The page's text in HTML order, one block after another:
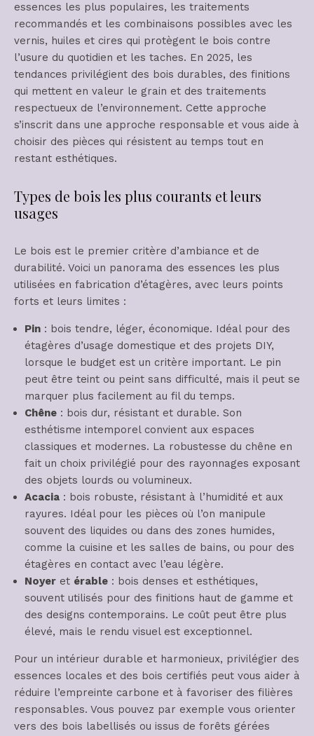
essences les plus populaires, les traitements
recommandés et les combinaisons possibles avec les
vernis, huiles et cires qui protègent le bois contre
l’usure du quotidien et les taches. En 2025, les
tendances privilégient des bois durables, des finitions
qui mettent en valeur le grain et des traitements
respectueux de l’environnement. Cette approche
s’inscrit dans une approche responsable et vous aide à
choisir des pièces qui résistent au temps tout en
restant esthétiques.
Types de bois les plus courants et leurs
usages
Le bois est le premier critère d’ambiance et de
durabilité. Voici un panorama des essences les plus
utilisées en fabrication d’étagères, avec leurs points
forts et leurs limites :
Pin : bois tendre, léger, économique. Idéal pour des
étagères d’usage domestique et des projets DIY,
lorsque le budget est un critère important. Le pin
peut être teint ou peint sans difficulté, mais il peut se
marquer plus facilement au fil du temps.
Chêne : bois dur, résistant et durable. Son
esthétisme intemporel convient aux espaces
classiques et modernes. La robustesse du chêne en
fait un choix privilégié pour des rayonnages exposant
des objets lourds ou volumineux.
Acacia : bois robuste, résistant à l’humidité et aux
rayures. Idéal pour les pièces où l’on manipule
souvent des liquides ou dans des zones humides,
comme la cuisine et les salles de bains, ou pour des
étagères en contact avec l’eau légère.
Noyer et érable : bois denses et esthétiques,
souvent utilisés pour des finitions haut de gamme et
des designs contemporains. Le coût peut être plus
élevé, mais le rendu visuel est exceptionnel.
Pour un intérieur durable et harmonieux, privilégier des
essences locales et des bois certifiés peut vous aider à
réduire l’empreinte carbone et à favoriser des filières
responsables. Vous pouvez par exemple vous orienter
vers des bois labellisés ou issus de forêts gérées